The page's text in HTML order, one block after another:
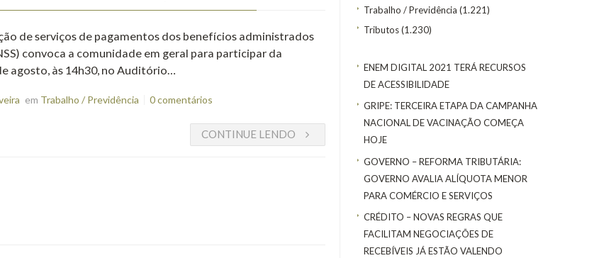
Trabalho / Previdência (1.221)
Tributos(1.230)
ENEM DIGITAL 2021 TERÁ RECURSOS
DE ACESSIBILIDADE
GRIPE: TERCEIRA ETAPA DA CAMPANHA
NACIONAL DE VACINAÇÃO COMEÇA
HOJE
GOVERNO – REFORMA TRIBUTÁRIA:
GOVERNO AVALIA ALÍQUOTA MENOR
PARA COMÉRCIO E SERVIÇOS
CRÉDITO – NOVAS REGRAS QUE
FACILITAM NEGOCIAÇÕES DE
RECEBÍVEIS JÁ ESTÃO VALENDO
de serviços de pagamentos dos benefícios administrados
convoca a comunidade em geral para participar da
agosto, às 14h30, no Auditório…
em Trabalho / Previdência 0 comentários
CONTINUE LENDO